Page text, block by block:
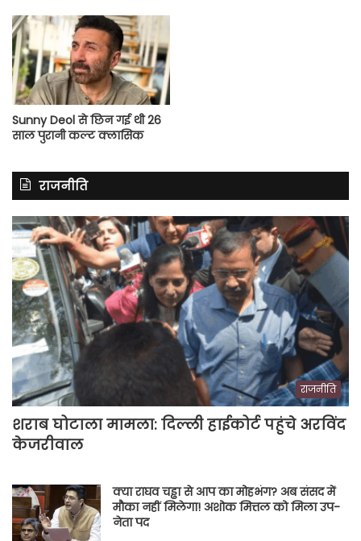
Sunny Deol से छिन गई थी 26
साल पुरानी कल्ट क्लासिक
राजनीति
राजनीति
शराब घोटाला मामला: दिल्ली हाईकोर्ट पहुंचे अरविंद
केजरीवाल
क्या राघव चड्ढा से आप का मोहभंग? अब संसद में
मौका नहीं मिलेगा! अशोक मित्तल को मिला उप-
नेता पद